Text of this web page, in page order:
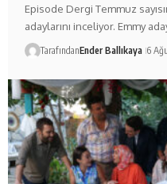
Episode Dergi Temmuz
adaylarını inceliyor. Emmy
TarafındanEnder Ballıkaya 6